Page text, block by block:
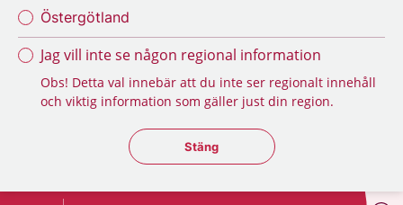
Östergötland
Jag vill inte se någon regional information
Obs! Detta val innebär att du inte ser regionalt innehåll
och viktig information som gäller just din region.
Stäng regionsväljaren
Stäng